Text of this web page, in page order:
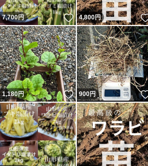
7,700円 いいね！
4,800円
1,180円 いいね！
900円